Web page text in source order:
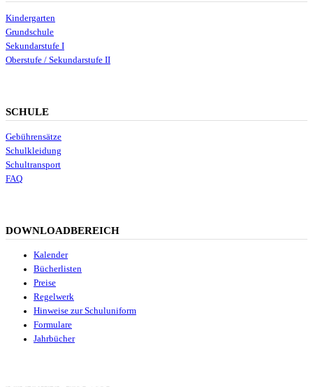
Kindergarten
Grundschule
Sekundarstufe I
Oberstufe / Sekundarstufe II
SCHULE
Gebührensätze
Schulkleidung
Schultransport
FAQ
DOWNLOADBEREICH
Kalender
Bücherlisten
Preise
Regelwerk
Hinweise zur Schuluniform
Formulare
Jahrbücher